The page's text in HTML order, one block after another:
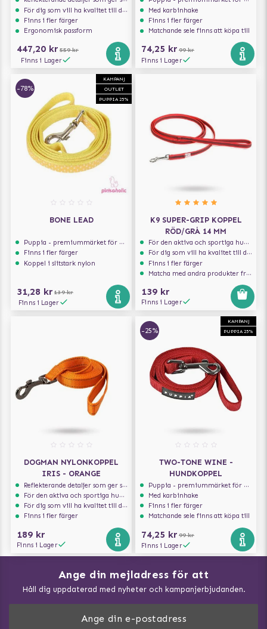
För dig som vill ha kvalitet till din hund!
Finns i fler färger
Ergonomisk passform
447,20 kr 559 kr
Finns i Lager
Med karbinhake
Finns i fler färger
Matchande sele finns att köpa till
74,25 kr 99 kr
Finns i Lager
KAMPANJ
OUTLET
PUPPIA 25%
-78%
BONE LEAD
Puppia - premiummärket för hundselar
Finns i fler färger
Koppel i slitstark nylon
31,28 kr 139 kr
Finns i Lager
K9 SUPER-GRIP KOPPEL
RÖD/GRÅ 14 MM
För den aktiva och sportiga hunden
För dig som vill ha kvalitet till din hund!
Finns i fler färger
Matcha med andra produkter från Julius-K9
139 kr
Finns i Lager
DOGMAN NYLONKOPPEL
IRIS - ORANGE
Reflekterande detaljer som ger synlighet i svagt ljus
För den aktiva och sportiga hunden
För dig som vill ha kvalitet till din hund!
Finns i fler färger
189 kr
Finns i Lager
KAMPANJ
PUPPIA 25%
-25%
TWO-TONE WINE -
HUNDKOPPEL
Puppia - premiummärket för hundselar
Med karbinhake
Finns i fler färger
Matchande sele finns att köpa till
74,25 kr 99 kr
Finns i Lager
Ange din mejladress för att
Håll dig uppdaterad med nyheter och kampanjerbjudanden.
Vad kan hundar äta?